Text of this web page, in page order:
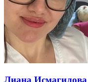
Лиана Исмагилова